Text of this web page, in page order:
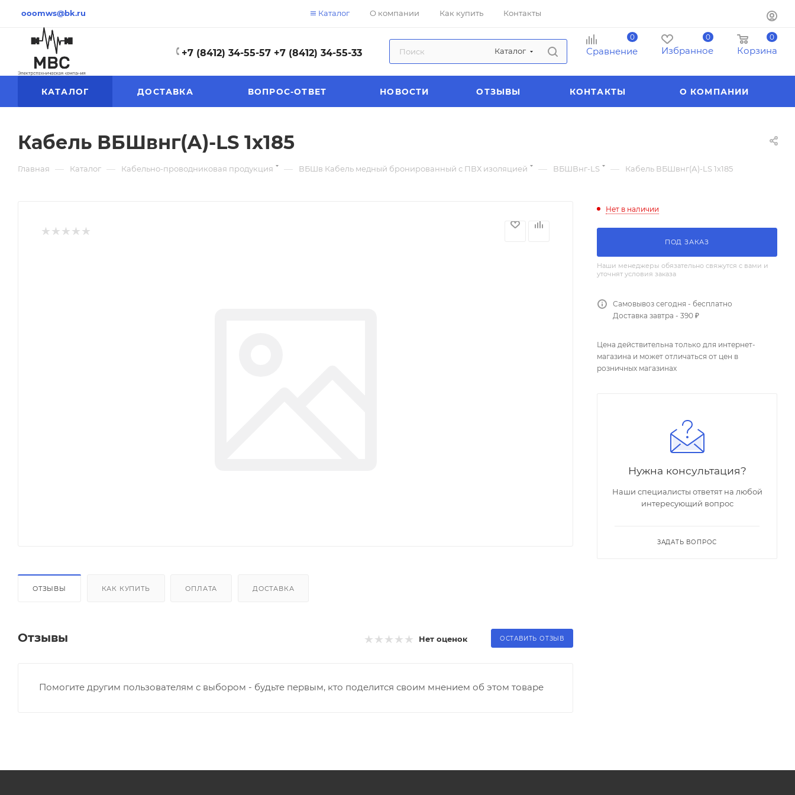
ooomws@bk.ru Каталог О компании Как купить Контакты
+7 (8412) 34-55-57 +7 (8412) 34-55-33 Каталог
0
Сравнение
0
Избранное
0
Корзина
КАТАЛОГ ДОСТАВКА ВОПРОС-ОТВЕТ НОВОСТИ ОТЗЫВЫ КОНТАКТЫ О КОМПАНИИ
Кабель ВБШвнг(А)-LS 1х185
Главная — Каталог — Кабельно-проводниковая продукция — ВБШв Кабель медный бронированный с ПВХ изоляцией — ВБШВнг-LS — Кабель ВБШвнг(А)-LS 1х185
ОТЗЫВЫ КАК КУПИТЬ ОПЛАТА ДОСТАВКА
Отзывы Нет оценок ОСТАВИТЬ ОТЗЫВ
Помогите другим пользователям с выбором - будьте первым, кто поделится своим мнением об этом товаре
Нет в наличии
ПОД ЗАКАЗ
Наши менеджеры обязательно свяжутся с вами и
уточнят условия заказа
Самовывоз сегодня - бесплатно
Доставка завтра - 390 ₽
Цена действительна только для интернет-
магазина и может отличаться от цен в
розничных магазинах
Нужна консультация?
Наши специалисты ответят на любой
интересующий вопрос
ЗАДАТЬ ВОПРОС